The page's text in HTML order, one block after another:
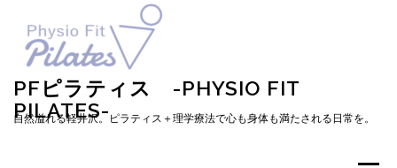
PFピラティス -PHYSIO FIT
PILATES-
自然溢れる軽井沢。ピラティス＋理学療法で心も身体も満たされる日常を。